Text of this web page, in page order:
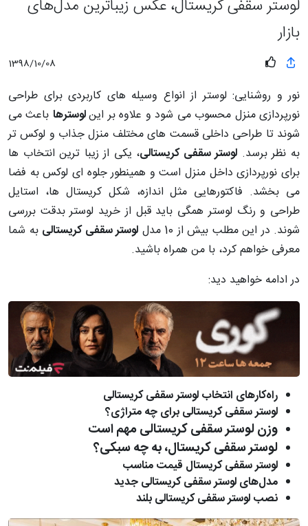
لوستر سقفی کریستال، عکس زیباترین مدل‌های
بازار
1398/10/08
نور و روشنایی: لوستر از انواع وسیله های کاربردی برای طراحی
نورپردازی منزل محسوب می شود و علاوه بر اینلوسترها باعث می
شوند تا طراحی داخلی قسمت های مختلف منزل جذاب و لوکس تر
به نظر برسد. لوستر سقفی کریستالی، یکی از زیبا ترین انتخاب ها
برای نورپردازی داخل منزل است و همینطور جلوه ای لوکس به فضا
می بخشد. فاکتورهایی مثل اندازه، شکل کریستال ها، استایل
طراحی و رنگ لوستر همگی باید قبل از خرید لوستر بدقت بررسی
شوند. در این مطلب بیش از 10 مدل
لوسترسقفی کریستالی به شما
معرفی خواهم کرد، با من همراه باشید.
در ادامه خواهید دید:
راه‌کارهای انتخاب لوستر سقفی کریستالی
لوستر سقفی کریستالی برای چه متراژی؟
وزن لوستر سقفی کریستالی مهم است
لوستر سقفی کریستال، به چه سبکی؟
لوستر سقفی کریستال قیمت مناسب
مدل‌های لوستر سقفی کریستالی جدید
نصب لوستر سقفی کریستالی بلند